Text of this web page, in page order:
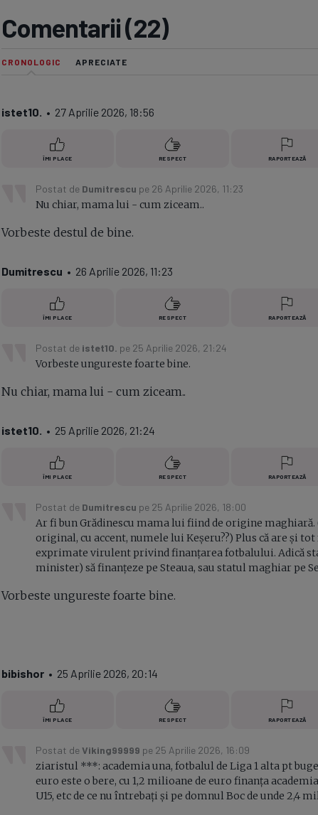
Comentarii (22)
CRONOLOGIC APRECIATE
istet10. • 27 Aprilie 2026, 18:56
ÎMI PLACE RESPECT RAPORTEAZĂ
Postat de Dumitrescu pe 26 Aprilie 2026, 11:23
Nu chiar, mama lui - cum ziceam..
Vorbeste destul de bine.
Dumitrescu • 26 Aprilie 2026, 11:23
ÎMI PLACE RESPECT RAPORTEAZĂ
Postat de istet10. pe 25 Aprilie 2026, 21:24
Vorbeste ungureste foarte bine.
Nu chiar, mama lui - cum ziceam..
istet10. • 25 Aprilie 2026, 21:24
ÎMI PLACE RESPECT RAPORTEAZĂ
Postat de Dumitrescu pe 25 Aprilie 2026, 18:00
Ar fi bun Grădinescu mama lui fiind de origine maghiară.
original, cu accent, numele lui Keșeru??) Plus că are și
exprimate virulent privind finanțarea fotbalului. Adică
minister) să finanțeze pe Steaua, sau statul maghiar pe
Vorbeste ungureste foarte bine.
bibishor• 25 Aprilie 2026, 20:14
ÎMI PLACE RESPECT RAPORTEAZĂ
Postat deViking99999 pe 25 Aprilie 2026, 16:09
ziaristul ***: academia una, fotbalul de Liga 1 alta pt
euro este o bere, cu 1,2 milioane de euro finanța
U15, etc de ce nu întrebați și pe domnul Boc de unde 2,4